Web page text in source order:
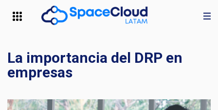
La importancia del DRP en
empresas